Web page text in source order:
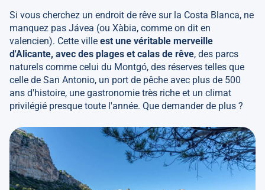
Si vous cherchez un endroit de rêve sur la Costa Blanca, ne
manquez pas Jávea (ou Xàbia, comme on dit en
valencien). Cette ville est une véritable merveille
d'Alicante, avec des plages et calas de rêve, des parcs
naturels comme celui du Montgó, des réserves telles que
celle de San Antonio, un port de pêche avec plus de 500
ans d'histoire, une gastronomie très riche et un climat
privilégié presque toute l'année. Que demander de plus ?